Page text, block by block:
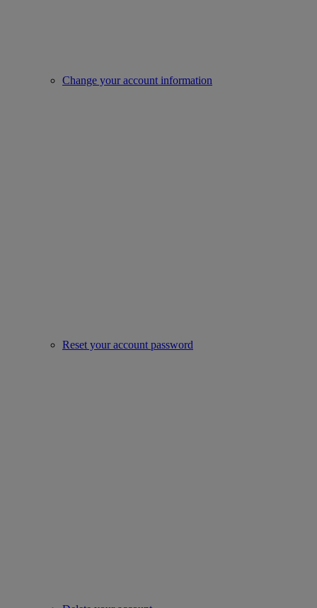
Change your account information
Reset your account password